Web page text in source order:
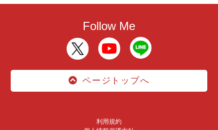
Follow Me
ページトップへ
利用規約